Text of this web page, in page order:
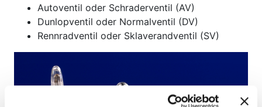
Autoventil oder Schraderventil (AV)
Dunlopventil oder Normalventil (DV)
Rennradventil oder Sklaverandventil (SV)